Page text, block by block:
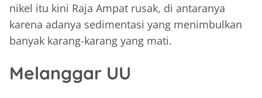
nikel itu kini Raja Ampat rusak, di antaranya
karena adanya sedimentasi yang menimbulkan
banyak karang-karang yang mati.
Melanggar UU